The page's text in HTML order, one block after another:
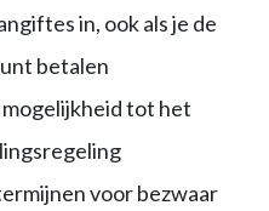
in, ook als je de
betalen
tot het
voor bezwaar